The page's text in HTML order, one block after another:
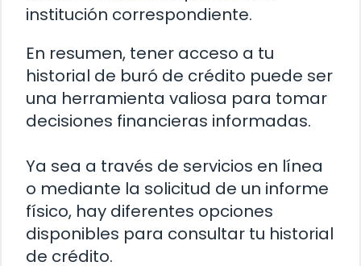
institución correspondiente.
En resumen, tener acceso a tu
historial de buró de crédito puede ser
una herramienta valiosa para tomar
decisiones financieras informadas.
Ya sea a través de servicios en línea
o mediante la solicitud de un informe
físico, hay diferentes opciones
disponibles para consultar tu historial
de crédito.